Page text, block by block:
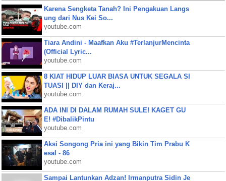
Karena Sengketa Tanah? Ini Pengakuan Langs
ung dari Nus Kei So...
youtube.com
Tiara Andini - Maafkan Aku #TerlanjurMencinta
(Official Lyric...
youtube.com
8 KIAT HIDUP LUAR BIASA UNTUK SEGALA SI
TUASI || DIY dan Keraj...
youtube.com
ADA INI DI DALAM RUMAH SULE! KAGET GU
E! #DibalikPintu
youtube.com
Aksi Songong Pria ini yang Bikin Tim Prabu K
esal - 86
youtube.com
Sampai Lantunkan Adzan! Irmanputra Sidin Je